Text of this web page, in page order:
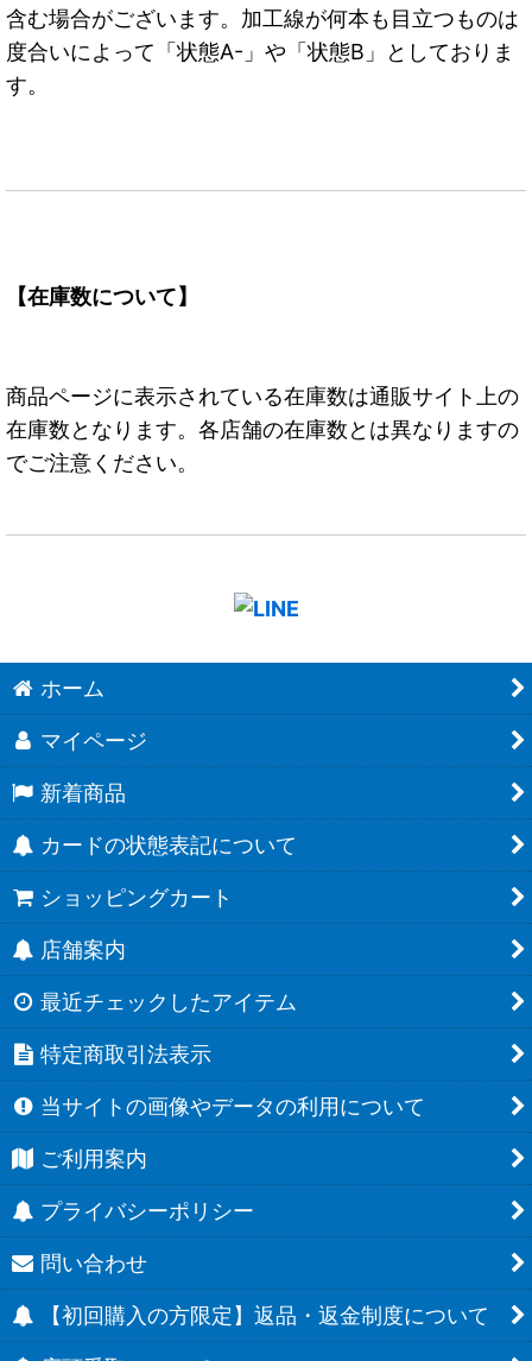
含む場合がございます。加工線が何本も目立つものは
度合いによって「状態A-」や「状態B」としておりま
す。
【在庫数について】
商品ページに表示されている在庫数は通販サイト上の
在庫数となります。各店舗の在庫数とは異なりますの
でご注意ください。
ホーム
マイページ
新着商品
カードの状態表記について
ショッピングカート
店舗案内
最近チェックしたアイテム
特定商取引法表示
当サイトの画像やデータの利用について
ご利用案内
プライバシーポリシー
問い合わせ
【初回購入の方限定】返品・返金制度について